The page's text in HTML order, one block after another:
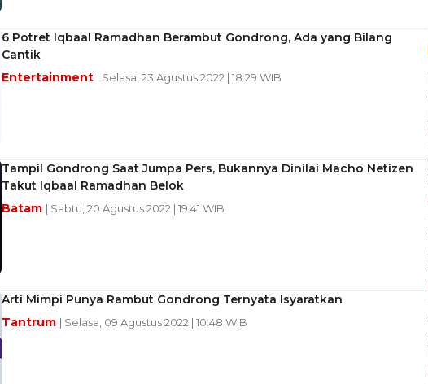
6 Potret Iqbaal Ramadhan Berambut Gondrong, Ada yang Bilang
Cantik
Entertainment | Selasa, 23 Agustus 2022 | 18:29 WIB
Tampil Gondrong Saat Jumpa Pers, Bukannya Dinilai Macho Netizen
Takut Iqbaal Ramadhan Belok
Batam | Sabtu, 20 Agustus 2022 | 19:41 WIB
Arti Mimpi Punya Rambut Gondrong Ternyata Isyaratkan
Tantrum | Selasa, 09 Agustus 2022 | 10:48 WIB